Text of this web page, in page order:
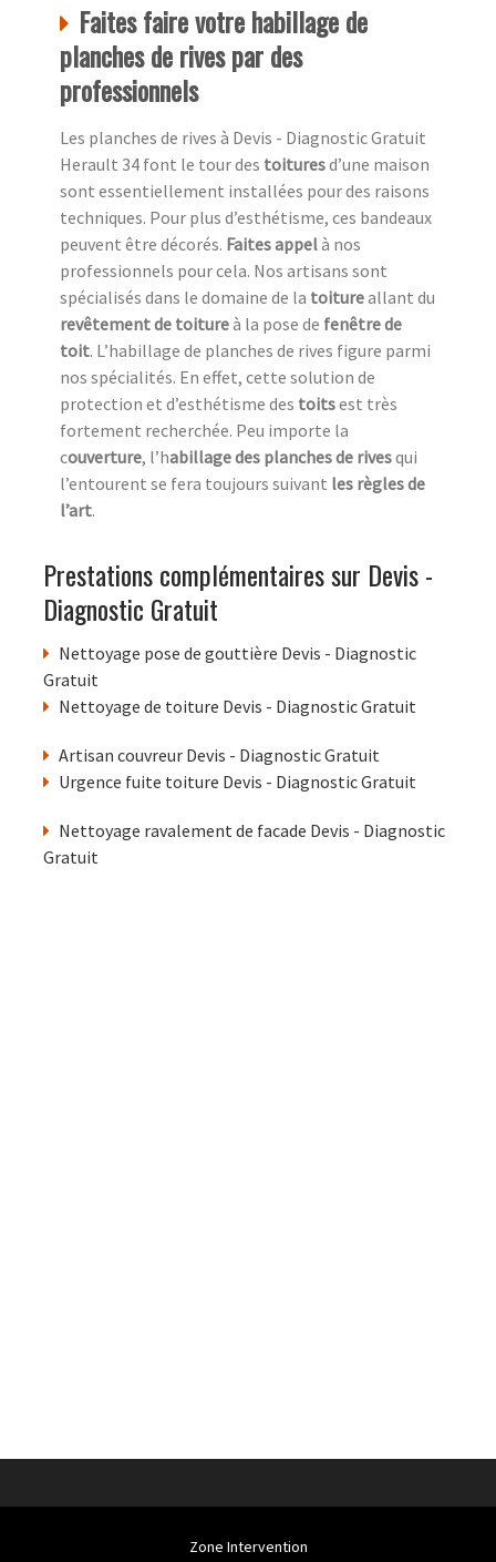
Faites faire votre habillage de
planches de rives par des
professionnels
Les planches de rives à Devis - Diagnostic Gratuit
Herault 34 font le tour des toituresd’une maison
sont essentiellement installées pour des raisons
techniques. Pour plus d’esthétisme, ces bandeaux
peuvent être décorés. Faites appelà nos
professionnels pour cela. Nos artisans sont
spécialisés dans le domaine de la toitureallant du
revêtement de toitureà la pose de fenêtre de
toit. L’habillage de planches de rives figure parmi
nos spécialités. En effet, cette solution de
protection et d’esthétisme des toitsest très
fortement recherchée. Peu importe la
couverture, l’habillage des planches de rivesqui
l’entourent se fera toujours suivant les règles de
l’art.
Prestations complémentaires sur Devis -
Diagnostic Gratuit
Nettoyage pose de gouttière Devis - Diagnostic
Gratuit
Nettoyage de toiture Devis - Diagnostic Gratuit
Artisan couvreur Devis - Diagnostic Gratuit
Urgence fuite toiture Devis - Diagnostic Gratuit
Nettoyage ravalement de facade Devis - Diagnostic
Gratuit
Zone Intervention